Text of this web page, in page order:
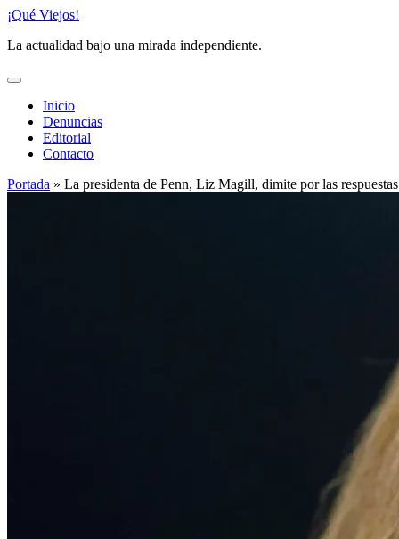
Saltar
contenido
¡Qué Viejos!
La actualidad bajo una mirada independiente.
Inicio
Denuncias
Editorial
Contacto
Portada » La presidenta de Penn, Liz Magill, dimite por las